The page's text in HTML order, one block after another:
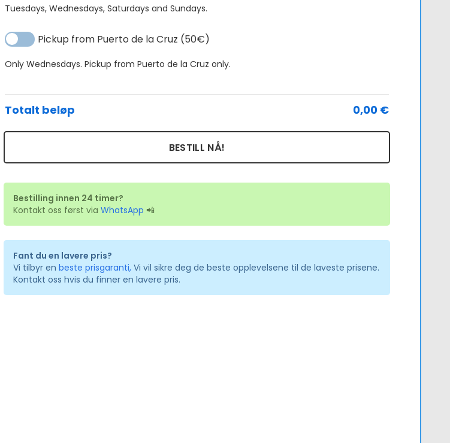
Tuesdays, Wednesdays, Saturdays and Sundays.
Pickup from Puerto de la Cruz (50€)
Only Wednesdays. Pickup from Puerto de la Cruz only.
Totalt beløp 0,00 €
BESTILL NÅ!
Alternativ:
Bestilling innen 24 timer?
Kontakt oss først viaWhatsApp 📲
Fant du en lavere pris?
Vi tilbyr enbeste prisgaranti, Vi vil sikre deg de beste opplevelsene til de laveste prisene.
Kontakt oss hvis du finner en lavere pris.